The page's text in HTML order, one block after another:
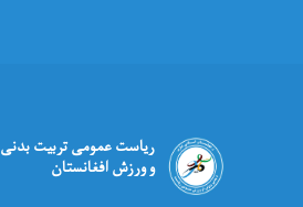
ریاست عمومی تربیت بدنی
و ورزش افغانستان